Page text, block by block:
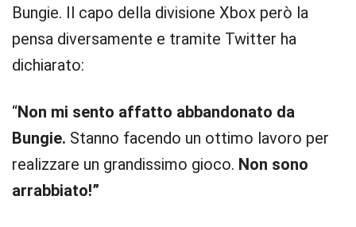
Bungie. Il capo della divisione Xbox però la
pensa diversamente e tramite Twitter ha
dichiarato:
“Non mi sento affatto abbandonato da
Bungie. Stanno facendo un ottimo lavoro per
realizzare un grandissimo gioco. Non sono
arrabbiato!”